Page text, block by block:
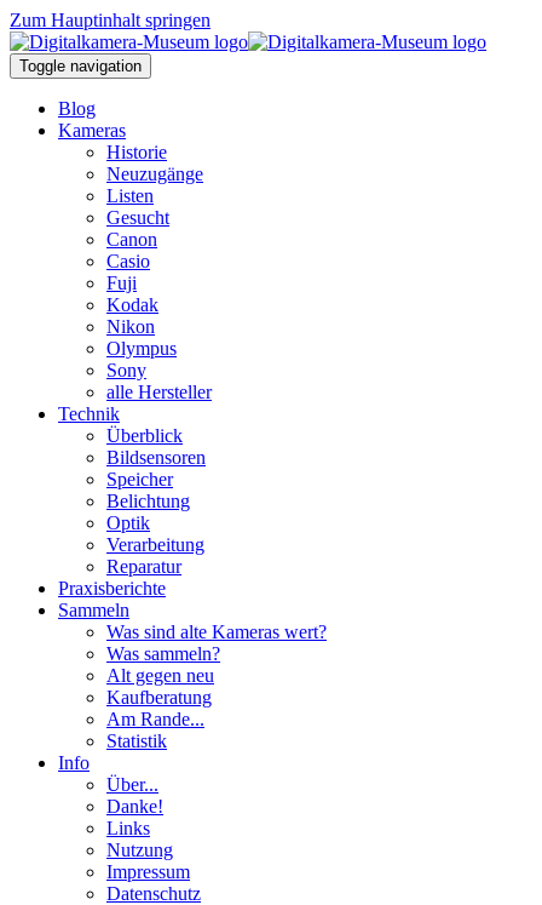
Zum Hauptinhalt springen
Toggle navigation
Blog
Kameras
Historie
Neuzugänge
Listen
Gesucht
Canon
Casio
Fuji
Kodak
Nikon
Olympus
Sony
alle Hersteller
Technik
Überblick
Bildsensoren
Speicher
Belichtung
Optik
Verarbeitung
Reparatur
Praxisberichte
Sammeln
Was sind alte Kameras wert?
Was sammeln?
Alt gegen neu
Kaufberatung
Am Rande...
Statistik
Info
Über...
Danke!
Links
Nutzung
Impressum
Datenschutz